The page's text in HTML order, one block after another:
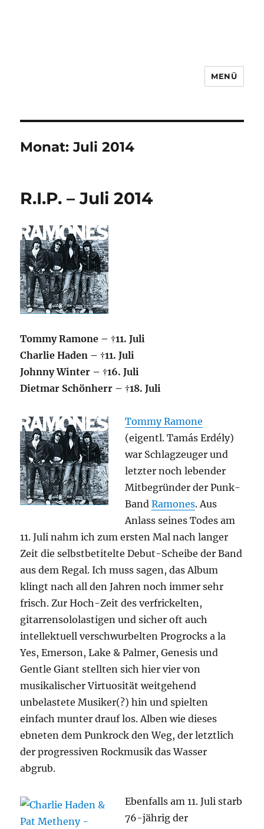
MENÜ
Monat:Juli 2014
R.I.P. – Juli 2014
Tommy Ramone – †11. Juli
Charlie Haden – †11. Juli
Johnny Winter – †16. Juli
Dietmar Schönherr – †18. Juli
Tommy Ramone
(eigentl. Tamás Erdély)
war Schlagzeuger und
letzter noch lebender
Mitbegründer der Punk-
BandRamones. Aus
Anlass seines Todes am
11. Juli nahm ich zum ersten Mal nach langer
Zeit die selbstbetitelte Debut-Scheibe der Band
aus dem Regal. Ich muss sagen, das Album
klingt nach all den Jahren noch immer sehr
frisch. Zur Hoch-Zeit des verfrickelten,
gitarrensololastigen und sicher oft auch
intellektuell verschwurbelten Progrocks a la
Yes, Emerson, Lake & Palmer, Genesis und
Gentle Giant stellten sich hier vier von
musikalischer Virtuosität weitgehend
unbelastete Musiker(?) hin und spielten
einfach munter drauf los. Alben wie dieses
ebneten dem Punkrock den Weg, der letztlich
der progressiven Rockmusik das Wasser
abgrub.
Ebenfalls am 11. Juli starb
76-jährig der